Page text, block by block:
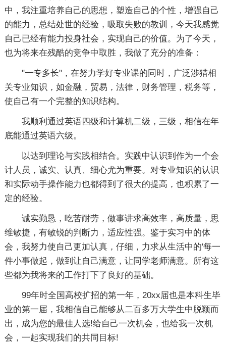
中，我注重培养自己的思想，塑造自己的个性，增强自己
的能力，总结处世的经验，吸取失败的教训，今天我感觉
自己已经有能力投身社会，实现自己的价值。为了今天，
也为将来在残酷的竞争中取胜，我做了充分的准备：
"一专多长"，在努力学好专业课的同时，广泛涉猎相
关专业知识，如金融，贸易，法律，财务管理，税务等，
使自己有一个完整的知识结构。
我顺利通过英语四级和计算机二级，三级，相信在年
底能通过英语六级。
以达到理论与实践相结合。实践中认识到作为一个会
计人员，诚实、认真、细心尤为重要。对专业知识的认识
和实际动手操作能力也都得到了很大的提高，也积累了一
定的经验。
诚实勤恳，吃苦耐劳，做事讲求高效率，高质量，思
维敏捷，有敏锐的判断力，适应性强。鉴于实习中的体
会，我努力使自己更加认真，仔细，力求从生活中的'每一
件小事做起，做到让自己满意，让同学老师满意。所有这
些都为我将来的工作打下了良好的基础。
99年时全国高校扩招的第一年，20xx届也是本科生毕
业的第一届，我相信自己能够从二百多万大学生中脱颖而
出，成为您的最佳人选!给自己一次机会，也给我一次机
会，一起实现我们的共同目标!